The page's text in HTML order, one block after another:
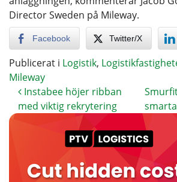
Director Sweden på Mileway.
Facebook Twitter/X
Publicerat i Logistik,
Mileway
Instabee höjer ribban
med viktig rekrytering